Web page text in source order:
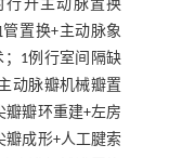
行升主动脉置换
管置换+主动脉象
1例行室间隔缺
动脉瓣机械瓣置
瓣瓣环重建+左房
瓣成形+人工腱索